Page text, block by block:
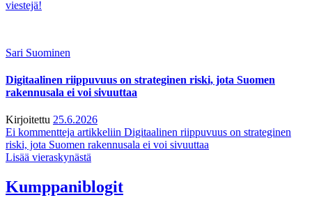
viestejä!
Sari Suominen
Digitaalinen riippuvuus on strateginen riski, jota Suomen
rakennusala ei voi sivuuttaa
Kirjoitettu 25.6.2026
Ei kommentteja artikkeliin Digitaalinen riippuvuus on strateginen
riski, jota Suomen rakennusala ei voi sivuuttaa
Lisää vieraskynästä
Kumppaniblogit